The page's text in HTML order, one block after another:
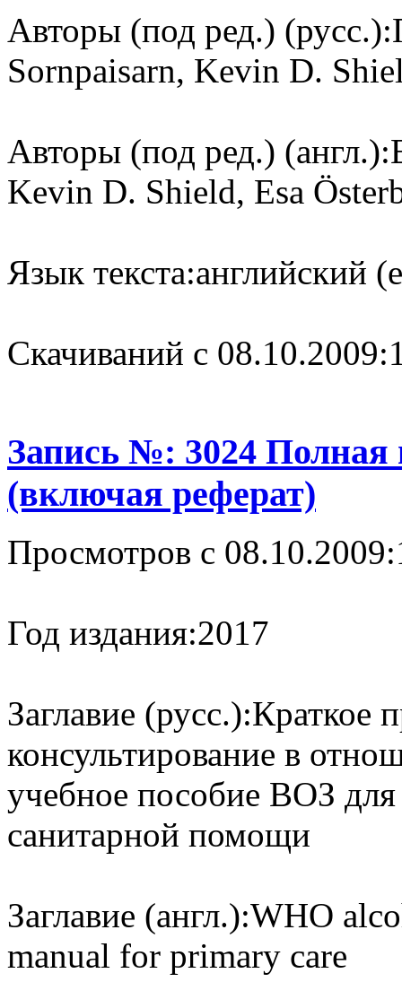
Авторы (под ред.) (русс.):
Sornpaisarn, Kevin D.
Авторы (под ред.) (англ.):
Kevin D. Shield, Esa
Язык текста:английский
Cкачиваний с 08.10.2009:
Запись №: 3024 Полная
(включая реферат)
Просмотров с 08.10.2009:
Год издания:2017
Заглавие (русс.):Краткое
консультирование в
учебное пособие ВОЗ
санитарной помощи
Заглавие (англ.):WHO
manual for primary care